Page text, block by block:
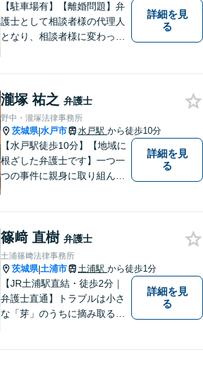
【駐車場有】【離婚問題】弁
護士として相談者様の代理人
となり、相談者様に変わって
解決をサポートさせていただ
きますので、是非ご相談くだ
さい。
詳細を見
る
瀧塚 祐之 弁護士
野中・瀧塚法律事務所
茨城県|水戸市 水戸駅 から徒歩10分
【水戸駅徒歩10分】【地域に
根ざした弁護士です】一つ一
つの事件に親身に取り組んで
把握した上で、正当な権利を
守るために丁寧な対応を致し
ます。
詳細を見
る
篠﨑 直樹 弁護士
土浦篠﨑法律事務所
茨城県|土浦市 土浦駅 から徒歩1分
【JR土浦駅直結・徒歩2分｜
弁護士直通】トラブルは小さ
な「芽」のうちに摘み取るこ
詳細を見
る